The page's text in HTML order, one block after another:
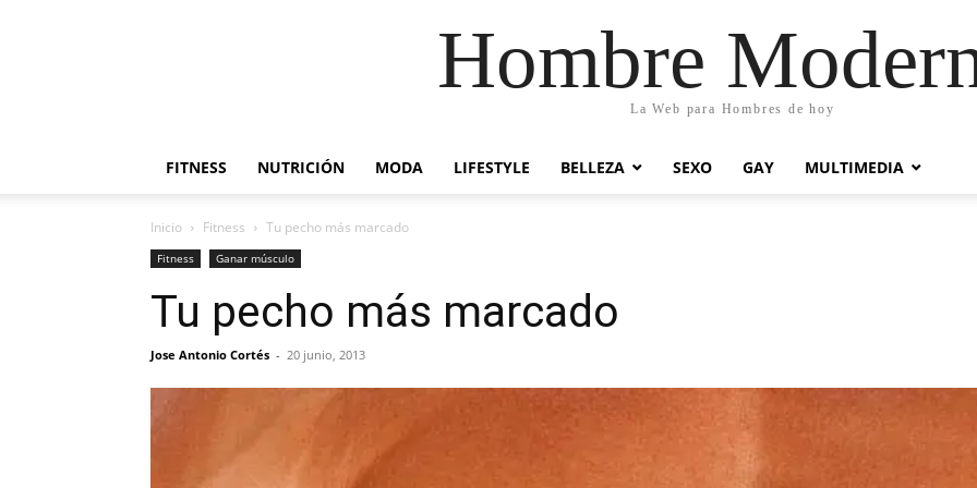
Hombre
La Web para Hombres de hoy
FITNESS NUTRICIÓN MODA LIFESTYLE BELLEZA SEXO GAY MULTIMEDIA
Inicio Fitness Tu pecho más marcado
Fitness Ganar músculo
Tu pecho más marcado
Jose Antonio Cortés - 20 junio, 2013